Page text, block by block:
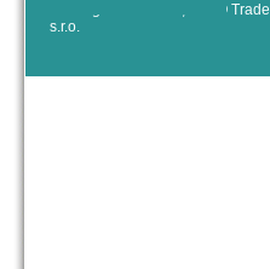
© All rights reserved, RYJO Trade
s.r.o.